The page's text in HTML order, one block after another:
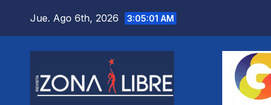
Jue. Ago 6th, 2026 3:05:02 AM